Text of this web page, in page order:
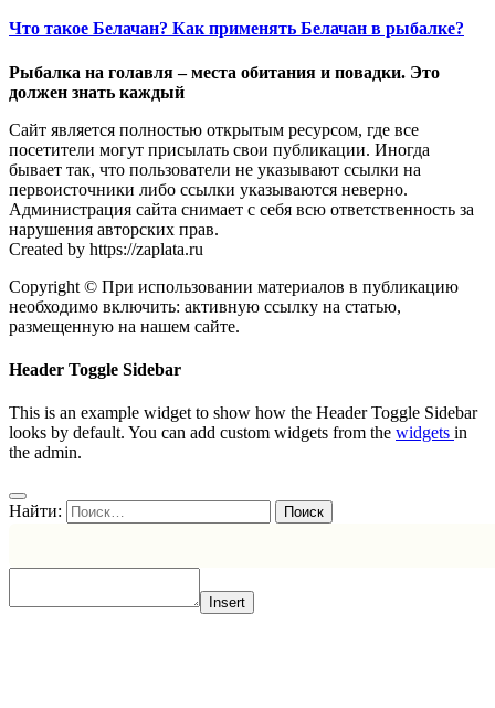
Что такое Белачан? Как применять Белачан в рыбалке?
Рыбалка на голавля – места обитания и повадки. Это
должен знать каждый
Сайт является полностью открытым ресурсом, где все
посетители могут присылать свои публикации. Иногда
бывает так, что пользователи не указывают ссылки на
первоисточники либо ссылки указываются неверно.
Администрация сайта снимает с себя всю ответственность за
нарушения авторских прав.
Created by https://zaplata.ru
Copyright © При использовании материалов в публикацию
необходимо включить: активную ссылку на статью,
размещенную на нашем сайте.
Header Toggle Sidebar
This is an example widget to show how the Header Toggle Sidebar
looks by default. You can add custom widgets from the widgets in
the admin.
Найти:
Insert